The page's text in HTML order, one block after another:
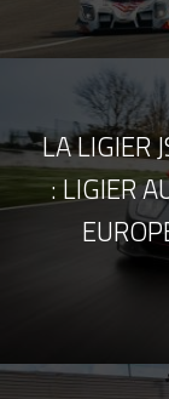
LA LIGIER
: LIGIER